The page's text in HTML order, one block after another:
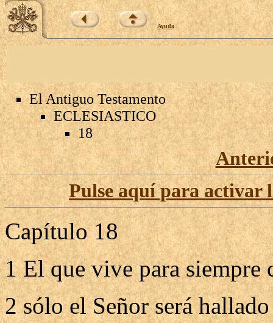
Ayuda
El Antiguo Testamento
ECLESIASTICO
18
Pulse aquí para activar
Capítulo 18
1 El que vive para siempre
2 sólo el Señor será